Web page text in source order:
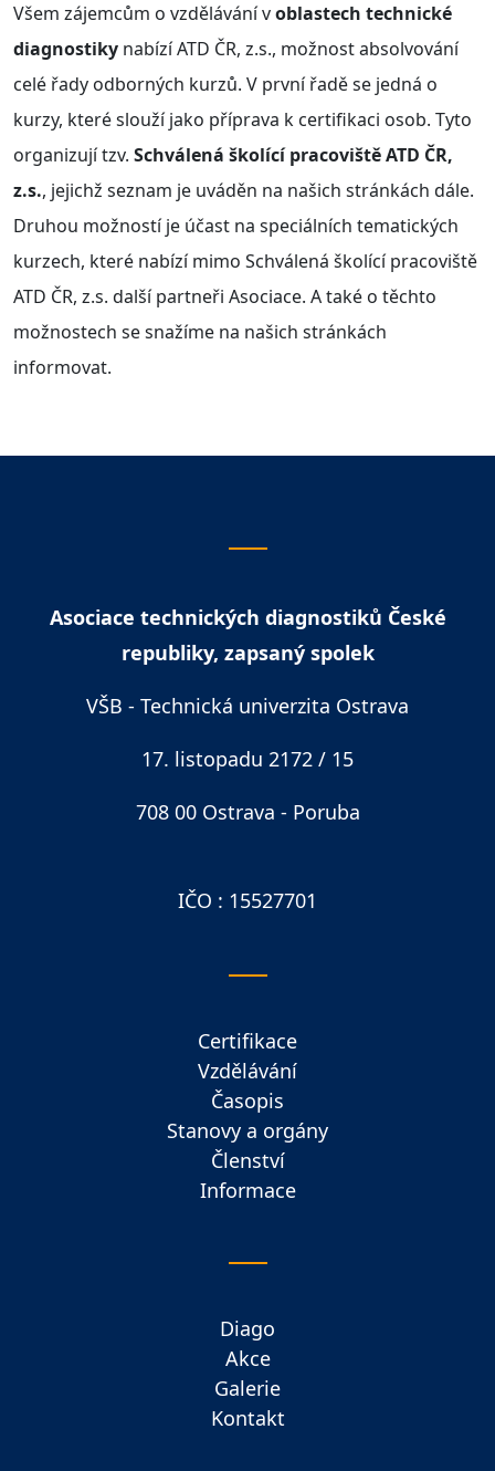
Všem zájemcům o vzdělávání voblastech technické
diagnostiky nabízí ATD ČR, z.s., možnost absolvování
celé řady odborných kurzů. V první řadě se jedná o
kurzy, které slouží jako příprava k certifikaci osob. Tyto
organizují tzv. Schválená školící pracoviště ATD ČR,
z.s., jejichž seznam je uváděn na našich stránkách dále.
Druhou možností je účast na speciálních tematických
kurzech, které nabízí mimo Schválená školící pracoviště
ATD ČR, z.s. další partneři Asociace. A také o těchto
možnostech se snažíme na našich stránkách
informovat.
Asociace technických diagnostiků České
republiky, zapsaný spolek
VŠB - Technická univerzita Ostrava
17. listopadu 2172 / 15
708 00 Ostrava - Poruba
IČO : 15527701
Certifikace
Vzdělávání
Časopis
Stanovy a orgány
Členství
Informace
Diago
Akce
Galerie
Kontakt